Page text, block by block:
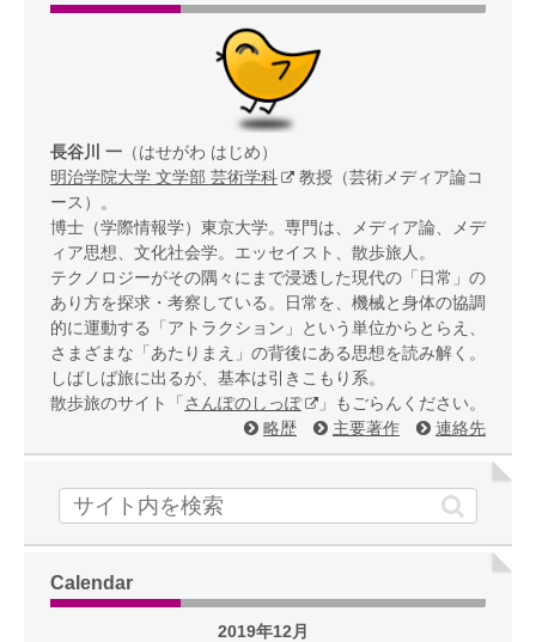
長谷川 一 （はせがわ はじめ）
明治学院大学 文学部 芸術学科
教授（芸術メディア論コ
ース）。
博士（学際情報学）東京大学。専門は、メディア論、メデ
ィア思想、文化社会学。エッセイスト、散歩旅人。
テクノロジーがその隅々にまで浸透した現代の「日常」の
あり方を探求・考察している。日常を、機械と身体の協調
的に運動する「アトラクション」という単位からとらえ、
さまざまな「あたりまえ」の背後にある思想を読み解く。
しばしば旅に出るが、基本は引きこもり系。
散歩旅のサイト「 さんぽのしっぽ
」もごらんください。
略歴
主要著作 連絡先
Calendar
2019年12月